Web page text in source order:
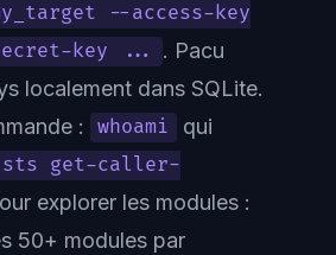
--access-key
key ...
. Pacu
localement dans SQLite.
:
whoami
qui
sts get-caller-
explorer les modules :
50+ modules par